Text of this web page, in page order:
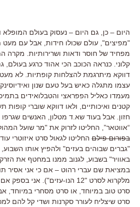
היום – כן, גם היום – נעסוק בעולם המופלא
"מפיצים", עולם שכולו חידות, אבל עם מעט
מפחיד של חוסר ודאות ושרירותיות. מקרה
קלוני. כנראה הכוכב הכי אהוד כרגע
דווקא מיתרגמת להצלחות קופתיות. לא
עצמו מתגלה כאיש בעל טעם שנון
מעמדו כאליל הפפראצי והטבלואידים
קטנים ואיכותיים, ולאו דווקא שוברי קופות
חזון. אבל בעוד שא.ד מטלון, האנשים שגרפו
“אווטאר”, החליטו לזרוק את "מר שועל
בפורום פילם החליטו לגאול סרט איזוטרי
"גברים שבוהים בעזים" ולהפיץ אותו
באוויר" בשבוע, לגנוב ממנו במחטף את
במציאת שם עברי רהוט – אם כי אני אסיר
מלקרוא לסרט "12 הנו-עזים").
סרט טוב במיוחד, או סרט מסחרי במיוחד,
סרט שיצליח לעורר סקרנות ושדי קל להם